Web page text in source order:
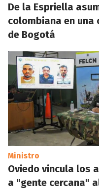
De la Espriella
colombiana en
de Bogotá
Ministro
Oviedo vincula los
a "gente cercana"